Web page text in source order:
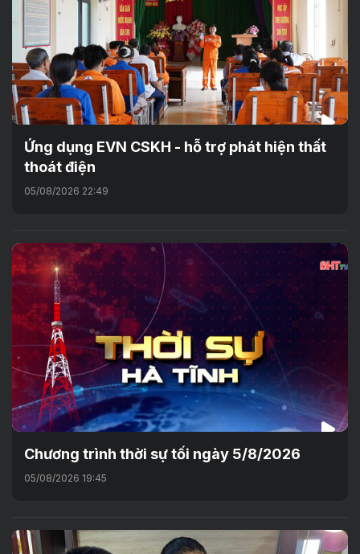
Ứng dụng EVN CSKH - hỗ trợ phát hiện thất
thoát điện
05/08/2026 22:49
Chương trình thời sự tối ngày 5/8/2026
05/08/2026 19:45